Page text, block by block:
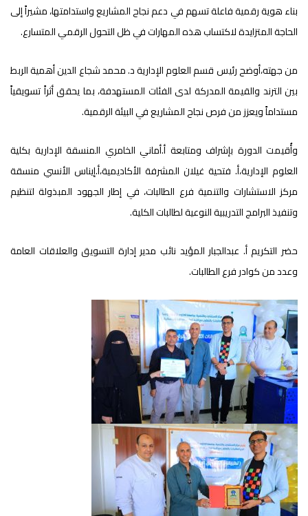
بناء هوية رقمية فاعلة تسهم في دعم نجاح المشاريع واستدامتها، مشيراً إلى
الحاجة المتزايدة لاكتساب هذه المهارات في ظل التحول الرقمي المتسارع.
من جهته،أوضح رئيس قسم العلوم الإدارية د. محمد شجاع الدين أهمية الربط
بين الترند والقيمة المدركة لدى الفئات المستهدفة، بما يحقق أثراً تسويقياً
مستداماً ويعزز من فرص نجاح المشاريع في البيئة الرقمية.
وأُقيمت الدورة بإشراف ومتابعة أ.أماني الخامري المنسقة الإدارية بكلية
العلوم الإدارية،أ. فتحية غيلان المشرفة الأكاديمية،أ.إيناس الأنسي منسقة
مركز الاستشارات والتنمية فرع الطالبات، في إطار الجهود المبذولة لتنظيم
وتنفيذ البرامج التدريبية النوعية لطالبات الكلية.
حضر التكريم أ. عبدالجبار المؤيد نائب مدير إدارة التسويق والعلاقات العامة
وعدد من كوادر فرع الطالبات.